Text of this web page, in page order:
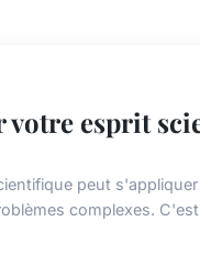
votre esprit
peut
complexes.